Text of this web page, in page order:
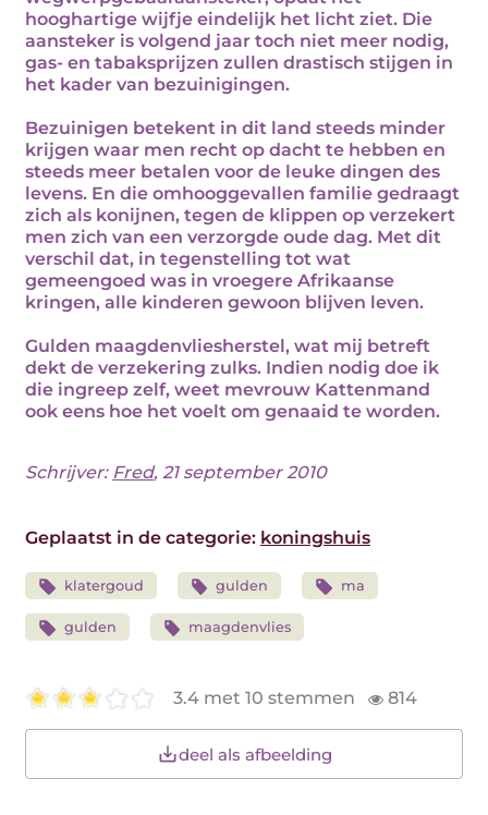
hooghartige wijfje eindelijk het licht ziet. Die
aansteker is volgend jaar toch niet meer nodig,
gas- en tabaksprijzen zullen drastisch stijgen in
het kader van bezuinigingen.
Bezuinigen betekent in dit land steeds minder
krijgen waar men recht op dacht te hebben en
steeds meer betalen voor de leuke dingen des
levens. En die omhooggevallen familie gedraagt
zich als konijnen, tegen de klippen op verzekert
men zich van een verzorgde oude dag. Met dit
verschil dat, in tegenstelling tot wat
gemeengoed was in vroegere Afrikaanse
kringen, alle kinderen gewoon blijven leven.
Gulden maagdenvliesherstel, wat mij betreft
dekt de verzekering zulks. Indien nodig doe ik
die ingreep zelf, weet mevrouw Kattenmand
ook eens hoe het voelt om genaaid te worden.
Schrijver: Fred, 21 september 2010
Geplaatst in de categorie: koningshuis
klatergoud gulden ma
gulden maagdenvlies
3.4 met 10 stemmen 814
deel als afbeelding